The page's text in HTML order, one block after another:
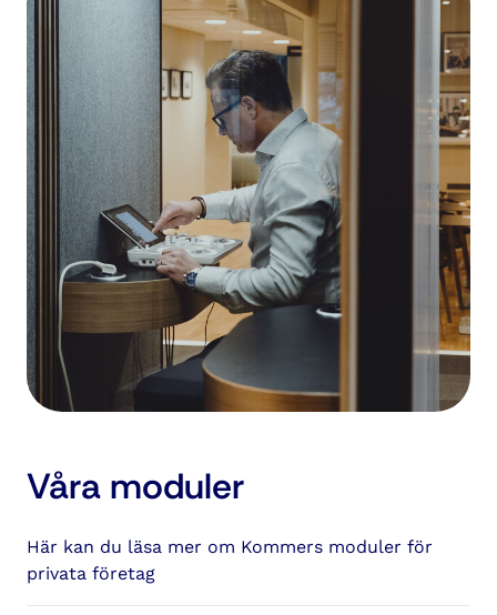
Våra moduler
Här kan du läsa mer om Kommers moduler för
privata företag